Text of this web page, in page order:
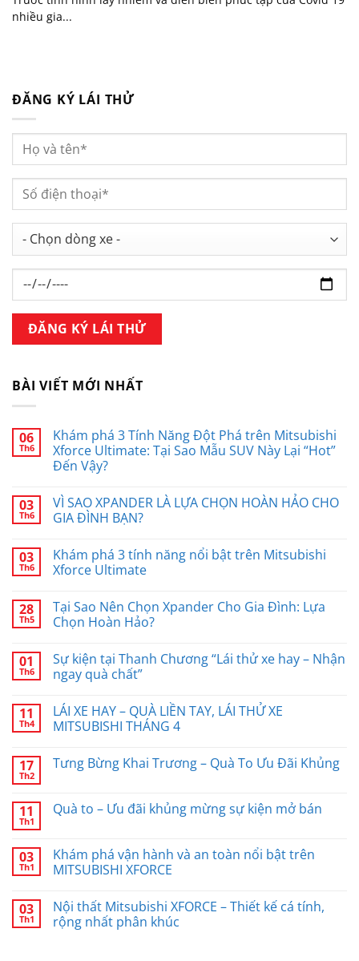
nhiều gia...
ĐĂNG KÝ LÁI THỬ
BÀI VIẾT MỚI NHẤT
06
Th6
Khám phá 3 Tính Năng Đột Phá trên Mitsubishi
Xforce Ultimate: Tại Sao Mẫu SUV Này Lại “Hot”
Đến Vậy?
03
Th6
VÌ SAO XPANDER LÀ LỰA CHỌN HOÀN HẢO CHO
GIA ĐÌNH BẠN?
03
Th6
Khám phá 3 tính năng nổi bật trên Mitsubishi
Xforce Ultimate
28
Th5
Tại Sao Nên Chọn Xpander Cho Gia Đình: Lựa
Chọn Hoàn Hảo?
01
Th6
Sự kiện tại Thanh Chương “Lái thử xe hay – Nhận
ngay quà chất”
11
Th4
LÁI XE HAY – QUÀ LIỀN TAY, LÁI THỬ XE
MITSUBISHI THÁNG 4
17
Th2
Tưng Bừng Khai Trương – Quà To Ưu Đãi Khủng
11
Th1
Quà to – Ưu đãi khủng mừng sự kiện mở bán
03
Th1
Khám phá vận hành và an toàn nổi bật trên
MITSUBISHI XFORCE
03
Th1
Nội thất Mitsubishi XFORCE – Thiết kế cá tính,
rộng nhất phân khúc